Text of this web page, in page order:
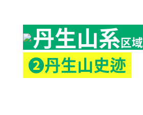
丹生山系区域
❷丹生山史迹